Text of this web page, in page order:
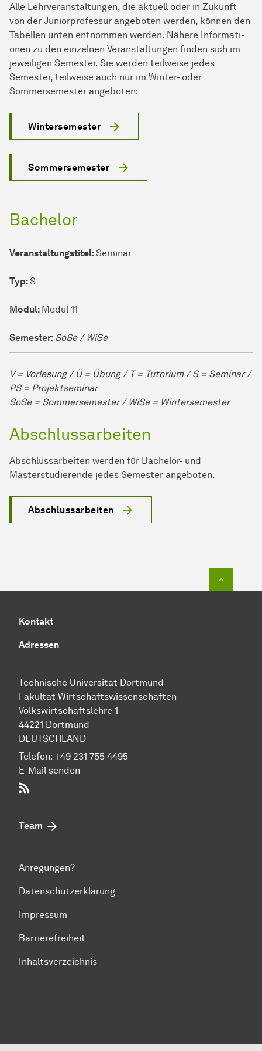
Alle Lehr­ver­an­stal­tun­gen, die aktuell oder in Zukunft
von der Juniorprofessur an­ge­bo­ten wer­den, können den
Tabellen unten entnommen werden. Nähere In­for­ma­ti­
onen zu den einzelnen Ver­an­stal­tun­gen finden sich im
jeweiligen Semester. Sie werden teilweise jedes
Semester, teilweise auch nur im Winter- oder
Sommersemester angeboten:
Wintersemester
Sommersemester
Bachelor
Veranstaltungstitel
Typ
Modul
Semester
Veranstaltungstitel:Seminar
Typ:S
Modul: Modul 11
Semester: SoSe / WiSe
V = Vorlesung / Ü = Übung / T = Tutorium / S = Seminar /
PS = Projektseminar
SoSe = Sommersemester / WiSe = Wintersemester
Abschlussarbeiten
Ab­schluss­ar­bei­ten wer­den für Bachelor- und
Masterstudierende jedes Semester an­ge­bo­ten.
Ab­schluss­ar­bei­ten
Kontakt
Adressen
Technische Uni­ver­si­tät Dort­mund
Fakultät Wirtschafts­wissen­schaften
Volks­wirt­schafts­leh­re 1
44221 Dort­mund
DEUTSCHLAND
Telefon: +49 231 755 4495
E-Mail senden
Team
Anregungen?
Datenschutzerklärung
Impressum
Barrierefreiheit
Inhaltsverzeichnis